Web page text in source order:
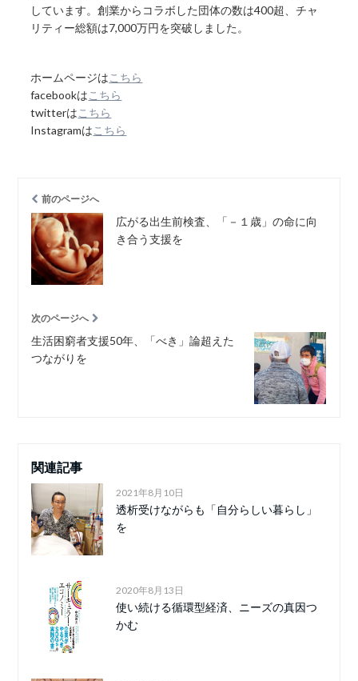
しています。創業からコラボした団体の数は400超、チャ
リティー総額は7,000万円を突破しました。
ホームページはこちら
facebookはこちら
twitterはこちら
Instagramはこちら
前のページへ
広がる出生前検査、「－１歳」の命に向
き合う支援を
次のページへ
生活困窮者支援50年、「べき」論超えた
つながりを
関連記事
2021年8月10日
透析受けながらも「自分らしい暮らし」
を
2020年8月13日
使い続ける循環型経済、ニーズの真因つ
かむ